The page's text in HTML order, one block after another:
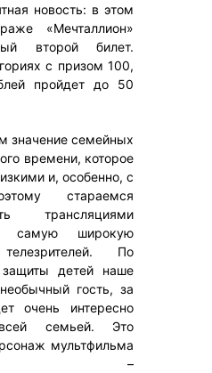
новость: в этом
«Мечталлион»
второй билет.
с призом 100,
пройдет до 50
значение семейных
времени, которое
и, особенно, с
стараемся
трансляциями
самую широкую
По
детей наше
гость, за
очень интересно
семьей. Это
мультфильма
–